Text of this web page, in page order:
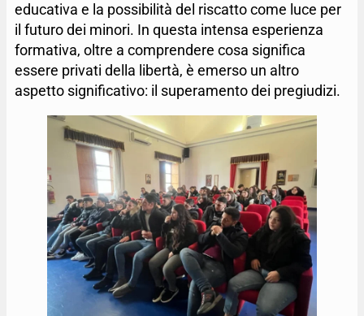
educativa e la possibilità del riscatto come luce per
il futuro dei minori. In questa intensa esperienza
formativa, oltre a comprendere cosa significa
essere privati della libertà, è emerso un altro
aspetto significativo: il superamento dei pregiudizi.